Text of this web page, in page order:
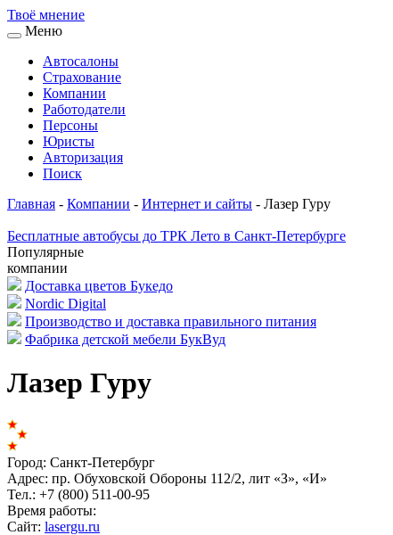
Твоё мнение
Меню
Автосалоны
Страхование
Компании
Работодатели
Персоны
Юристы
Авторизация
Поиск
Главная - Компании - Интернет и сайты - Лазер Гуру
Бесплатные автобусы до ТРК Лето в Санкт-Петербурге
Популярные
компании
Доставка цветов Букедо
Nordic Digital
Производство и доставка правильного питания
Фабрика детской мебели БукВуд
Лазер Гуру
Город: Санкт-Петербург
Адрес: пр. Обуховской Обороны 112/2, лит «З», «И»
Тел.: +7 (800) 511-00-95
Время работы:
Сайт: lasergu.ru